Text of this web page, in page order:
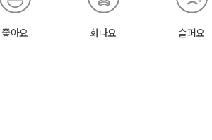
좋아요 화나요 슬퍼요